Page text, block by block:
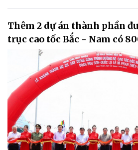
Thêm 2 dự án thành phần
trục cao tốc Bắc - Nam có